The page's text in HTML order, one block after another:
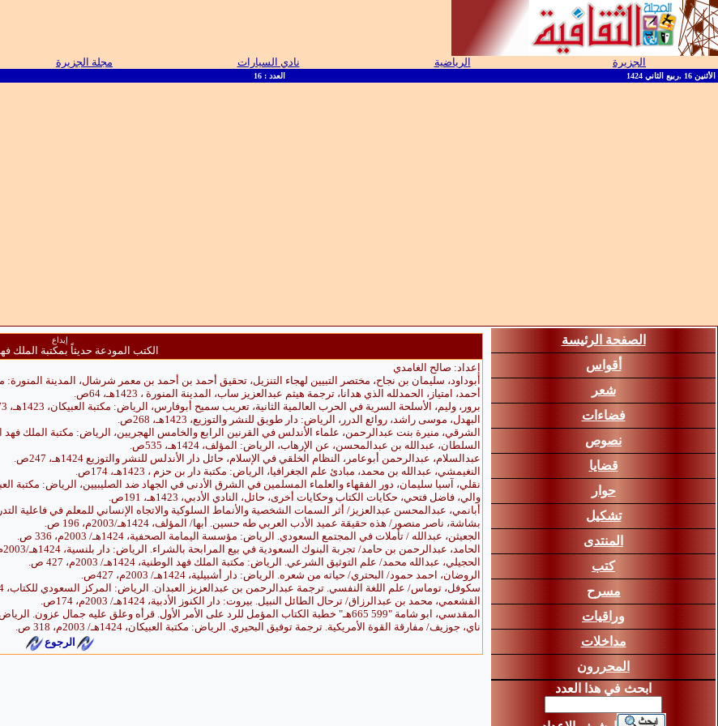
مجلة الجزيرة نادي السيارات الرياضية الجزيرة
العدد : 16 الأثنين 16 ,ربيع الثاني 1424
إيداع
الكتب المودعة حديثاً بمكتبة الملك
إعداد: صالح الغامدي
أبوداود، سليمان بن نجاح، مختصر التبيين لهجاء التنزيل، تحقيق أحمد بن أحمد بن معمر شرشال، المدينة المنورة: مجمع
أحمد، امتياز، الحمدلله الذي هدانا، ترجمة هيثم عبدالعزيز ساب، المدينة المنورة ، 1423هـ، 64ص.
برور، وليم، الأسلحة السرية في الحرب العالمية الثانية، تعريب سميح أبوفارس، الرياض: مكتبة العبيكان، 1423هـ، 373ص.
البهدل، موسى راشد، روائع الدرر، الرياض: دار طويق للنشر والتوزيع، 1423هـ، 268ص.
الشرقي، منيرة بنت عبدالرحمن، علماء الأندلس في القرنين الرابع والخامس الهجريين، الرياض: مكتبة الملك فهد الوطنية،
السلطان، عبدالله بن عبدالمحسن، عن الإرهاب، الرياض: المؤلف، 1424هـ، 535ص.
عبدالسلام، عبدالرحمن أبوعامر، النظام الخلقي في الإسلام، حائل دار الأندلس للنشر والتوزيع 1424هـ، 247ص.
النغيمشي، عبدالله بن محمد، مبادئ علم الجغرافيا، الرياض: مكتبة دار بن حزم ، 1423هـ، 174ص.
نقلي، آسيا سليمان، دور الفقهاء والعلماء المسلمين في الشرق الأدنى في الجهاد ضد الصليبيين، الرياض: مكتبة العبيكان،
والي، فاضل فتحي، حكايات الكتاب وحكايات أخرى، حائل، النادي الأدبي، 1423هـ، 191ص.
أبانمي، عبدالمحسن عبدالعزيز/ أثر السمات الشخصية والأنماط السلوكية والاتجاه الإنساني للمعلم في فاعلية التدريس. الرياض:
بشاشة، ناصر منصور/ هذه حقيقة عميد الأدب العربي طه حسين. أبها/ المؤلف، 1424هـ/2003م، 196 ص.
الجعيثن، عبدالله / تأملات في المجتمع السعودي. الرياض: مؤسسة اليمامة الصحفية، 1424هـ/ 2003م، 336 ص.
الحامد، عبدالرحمن بن حامد/ تجربة البنوك السعودية في بيع المرابحة بالشراء. الرياض: دار بلنسية، 1424هـ/2003م، 530 ص.
الحجيلي، عبدالله محمد/ علم التوثيق الشرعي. الرياض: مكتبة الملك فهد الوطنية، 1424هـ/ 2003م، 427 ص.
الروضان، احمد حمود/ البحتري/ حياته من شعره. الرياض: دار أشبيلية، 1424هـ/ 2003م، 427ص.
سكوفل، توماس/ علم اللغة النفسي. ترجمة عبدالرحمن بن عبدالعزيز العبدان. الرياض: المركز السعودي للكتاب، 1424هـ/2003م، 214 ص.
القشعمي، محمد بن عبدالرزاق/ ترحال الطائل النبيل. بيروت: دار الكنوز الأدبية، 1424هـ/ 2003م، 174ص.
المقدسي، ابو شامة "599 665هـ" خطبة الكتاب المؤمل للرد على الأمر الأول. قرأه وعلق عليه جمال عزون. الرياض: أضواء السلف، 1424هـ/ 2003م، 238 ص.
ناي، جوزيف/ مفارقة القوة الأمريكية. ترجمة توفيق البحيري. الرياض: مكتبة العبيكان، 1424هـ/ 2003م، 318 ص.
الرجوع
الصفحة الرئيسة
أقواس
شعر
فضاءات
نصوص
قضايا
حوار
تشكيل
المنتدى
كتب
مسرح
وراقيات
مداخلات
المحررون
ابحث في هذا العدد